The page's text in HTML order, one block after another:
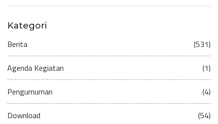
Kategori
Berita (531)
Agenda Kegiatan (1)
Pengumuman (4)
Download (54)